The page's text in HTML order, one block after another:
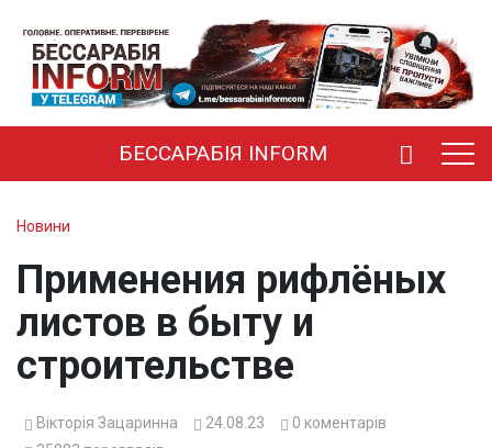
БЕССАРАБІЯ INFORM
Новини
Применения рифлёных
листов в быту и
строительстве
Вікторія Зацаринна 24.08.23 0 коментарів